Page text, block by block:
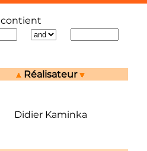
contient
Réalisateur
Didier Kaminka